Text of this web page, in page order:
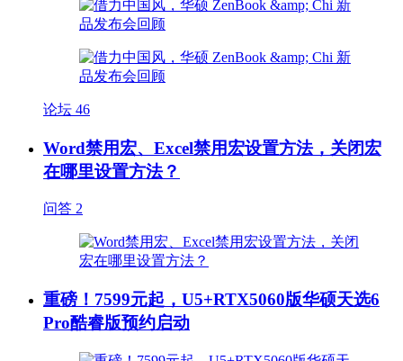
论坛 46
Word禁用宏、Excel禁用宏设置方法，关闭宏
在哪里设置方法？
问答 2
重磅！7599元起，U5+RTX5060版华硕天选6
Pro酷睿版预约启动